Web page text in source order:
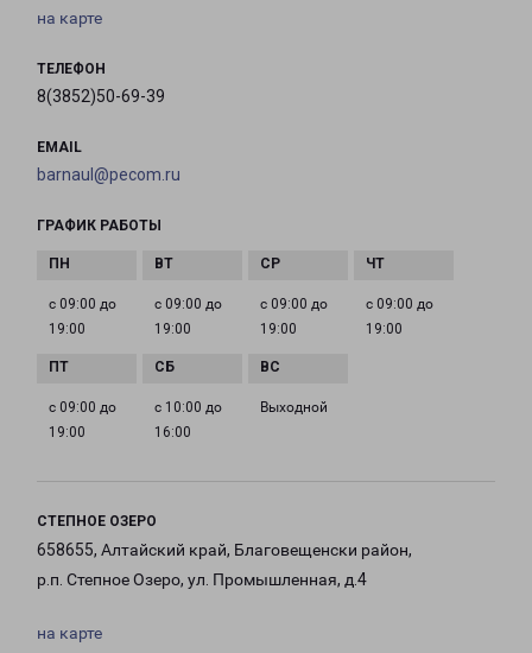
на карте
ТЕЛЕФОН
8(3852)50-69-39
EMAIL
barnaul@pecom.ru
ГРАФИК РАБОТЫ
с 09:00 до
19:00
с 09:00 до
19:00
с 09:00 до
19:00
с 09:00 до
19:00
с 09:00 до
19:00
с 10:00 до
16:00
Выходной
СТЕПНОЕ ОЗЕРО
658655, Алтайский край, Благовещенски район,
р.п. Степное Озеро, ул. Промышленная, д.4
на карте